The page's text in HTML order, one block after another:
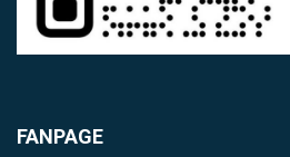
FANPAGE